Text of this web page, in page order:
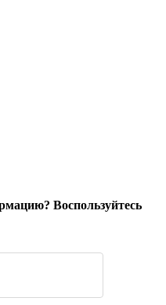
Воспользуйтесь